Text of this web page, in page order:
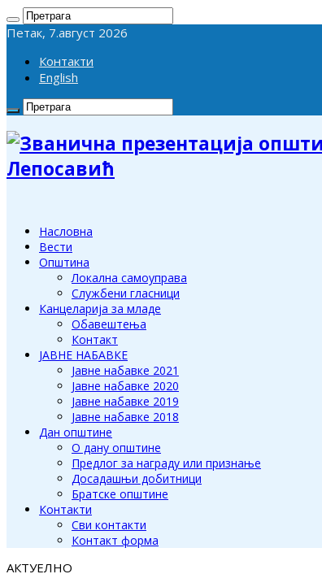
Петак, 7.август 2026
Контакти
English
Лепосавић
Насловна
Вести
Општина
Локална самоуправа
Службени гласници
Канцеларија за младе
Обавештења
Контакт
ЈАВНЕ НАБАВКЕ
Јавне набавке 2021
Јавне набавке 2020
Јавне набавке 2019
Јавне набавке 2018
Дан општине
О дану општине
Предлог за награду или признање
Досадашњи добитници
Братске општине
Контакти
Сви контакти
Контакт форма
АКТУЕЛНО